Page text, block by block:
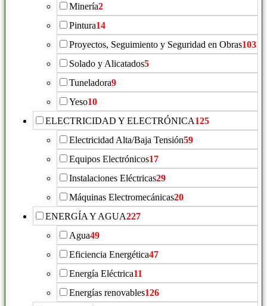
Minería2
Pintura14
Proyectos, Seguimiento y Seguridad en Obras103
Solado y Alicatados5
Tuneladora9
Yeso10
ELECTRICIDAD Y ELECTRÓNICA125
Electricidad Alta/Baja Tensión59
Equipos Electrónicos17
Instalaciones Eléctricas29
Máquinas Electromecánicas20
ENERGÍA Y AGUA227
Agua49
Eficiencia Energética47
Energía Eléctrica11
Energías renovables126